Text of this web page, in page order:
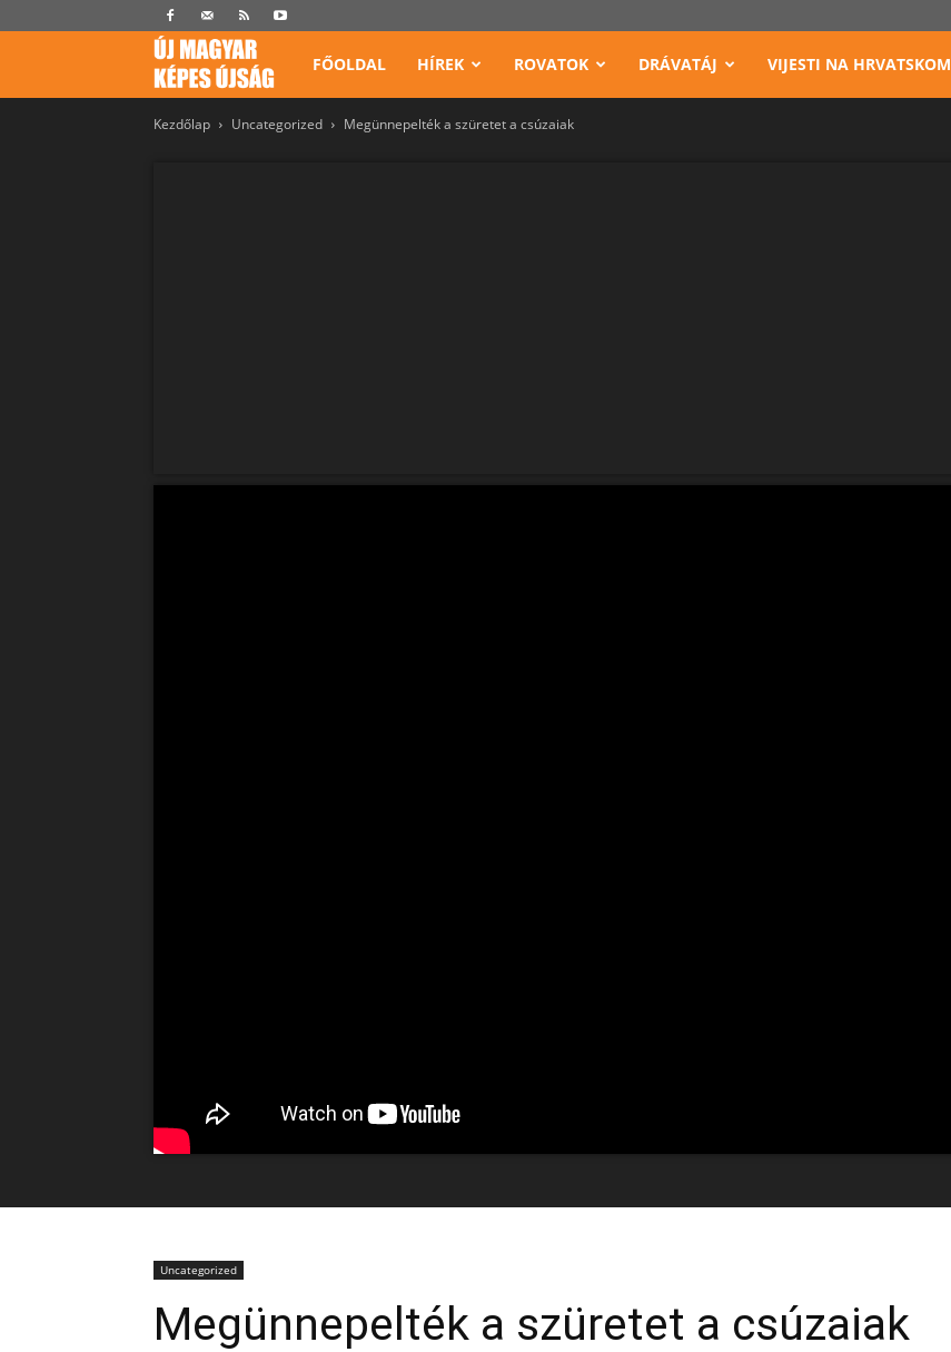
Képes
Újság
FŐOLDAL HÍREK ROVATOK DRÁVATÁJ VIJESTI NA HRVATSKOM
Kezdőlap Uncategorized Megünnepelték a szüretet a csúzaiak
Uncategorized
Megünnepelték a szüretet a csúzaiak